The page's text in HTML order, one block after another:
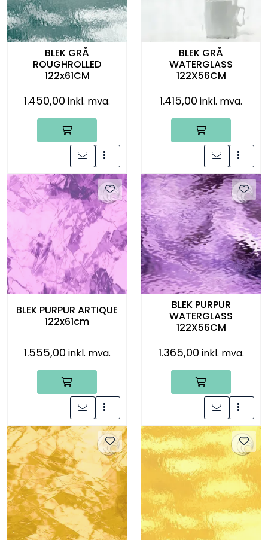
BLEK GRÅ
ROUGHROLLED
122x61CM
1.450,00 inkl. mva.
BLEK GRÅ
WATERGLASS
122X56CM
1.415,00 inkl. mva.
BLEK PURPUR ARTIQUE
122x61cm
1.555,00 inkl. mva.
BLEK PURPUR
WATERGLASS
122X56CM
1.365,00 inkl. mva.